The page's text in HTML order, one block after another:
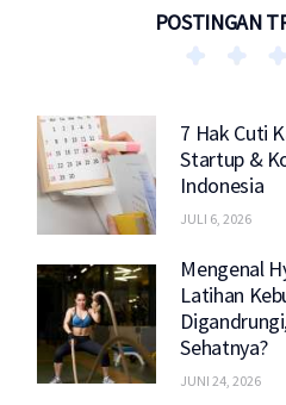
POSTINGAN
7 Hak Cuti
Startup &
Indonesia
JULI 6, 2026
Mengenal
Latihan
Sehatnya?
JUNI 24, 2026